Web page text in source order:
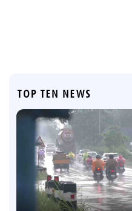
TOP TEN NEWS